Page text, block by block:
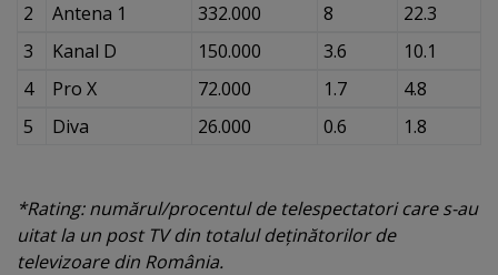
2
Antena 1 332.000 8
22.3
3
Kanal D 150.000 3.6
10.1
4
Pro X 72.000 1.7
4.8
5
Diva 26.000 0.6 1.8
*Rating: numărul/procentul de telespectatori care s-au
uitat la un post TV din totalul deţinătorilor de
televizoare din România.